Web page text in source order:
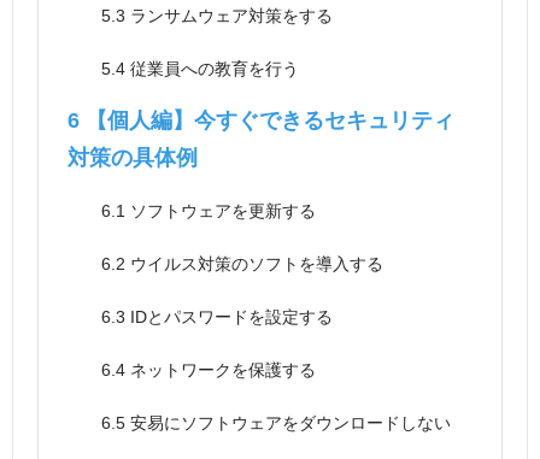
5.3 ランサムウェア対策をする
5.4 従業員への教育を行う
6 【個人編】今すぐできるセキュリティ
対策の具体例
6.1 ソフトウェアを更新する
6.2 ウイルス対策のソフトを導入する
6.3 IDとパスワードを設定する
6.4 ネットワークを保護する
6.5 安易にソフトウェアをダウンロードしない